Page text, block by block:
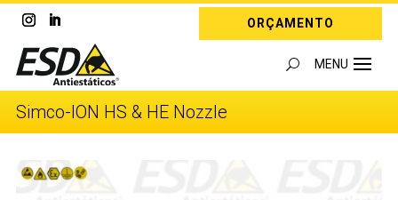
ORÇAMENTO
Simco-ION HS & HE Nozzle